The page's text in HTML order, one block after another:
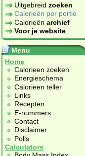
Uitgebreid zoeken
Calorieën per portie
Calorieën archief
Voor je website
Menu
Home
Calorieen zoeken
Energieschema
Calorieen teller
Links
Recepten
E-nummers
Contact
Disclaimer
Polls
Calculators